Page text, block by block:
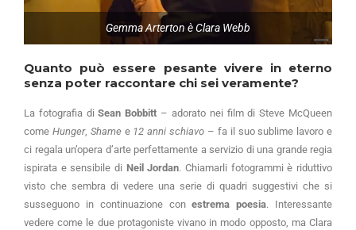
Gemma Arterton è Clara Webb
Quanto può essere pesante vivere in eterno
senza poter raccontare chi sei veramente?
La fotografia diSean Bobbitt – adorato nei film di Steve McQueen
come Hunger, Shame e 12 anni schiavo – fa il suo sublime lavoro e
ci regala un’opera d’arte perfettamente a servizio di una grande regia
ispirata e sensibile di Neil Jordan. Chiamarli fotogrammi è riduttivo
visto che sembra di vedere una serie di quadri suggestivi che si
susseguono in continuazione conestrema poesia. Interessante
vedere come le due protagoniste vivano in modo opposto, ma Clara